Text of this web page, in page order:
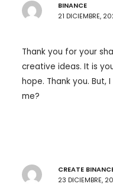
BINANCE
21 DICIEMBRE,
Thank you for your
creative ideas. It is
hope. Thank you. But,
me?
CREATE
23 DICIEMBRE,